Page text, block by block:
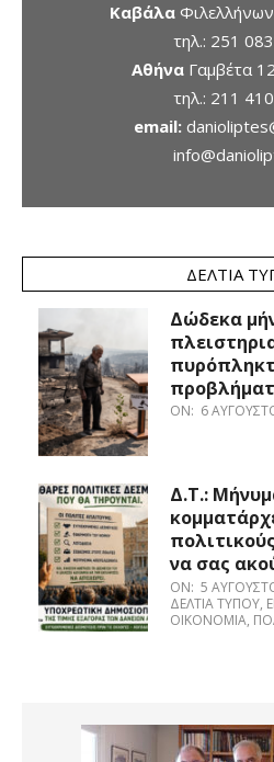
Καβάλα
τηλ.: 251
ΑθήναΓαμβέτα
τηλ.: 211
email:
ΔΕΛΤΊΑ
Δώδεκα
ON: 6
Δ.Τ.:
να σας
ON: 5
ΔΕΛΤΊΑ ΤΎΠΟΥ,
ΟΙΚΟΝΟΜΊΑ,